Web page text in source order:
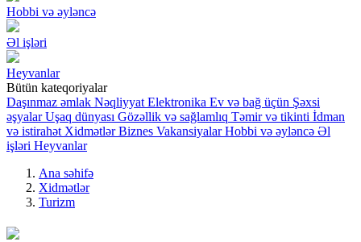
Hobbi və əyləncə
Əl işləri
Heyvanlar
Bütün kateqoriyalar
Daşınmaz əmlak Nəqliyyat Elektronika Ev və bağ üçün Şəxsi
əşyalar Uşaq dünyası Gözəllik və sağlamlıq Təmir və tikinti İdman
və istirahət Xidmətlər Biznes Vakansiyalar Hobbi və əyləncə Əl
işləri Heyvanlar
Ana səhifə
Xidmətlər
Turizm